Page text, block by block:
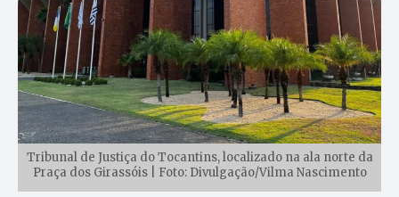
Tribunal de Justiça do Tocantins, localizado na ala norte da
Praça dos Girassóis | Foto: Divulgação/Vilma Nascimento